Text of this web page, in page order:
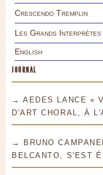
Crescendo Tremplin
Les Grands
English
JOURNAL
→ AEDES LANCE «
D'ART CHORAL, À
→ BRUNO
BELCANTO, S'EST